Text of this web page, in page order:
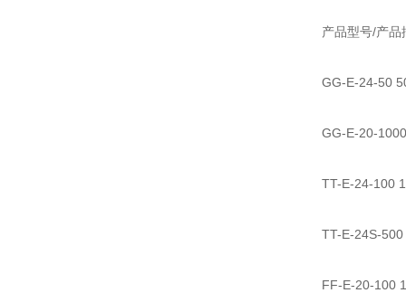
产品型号/产品
GG-E-24-50
GG-E-20-
TT-E-24-100
TT-E-24S-
FF-E-20-100